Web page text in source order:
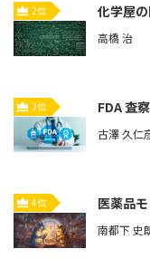
2位 化学屋の
高橋 治
3位 FDA 査
古澤 久仁
4位 医薬品
南都下 史